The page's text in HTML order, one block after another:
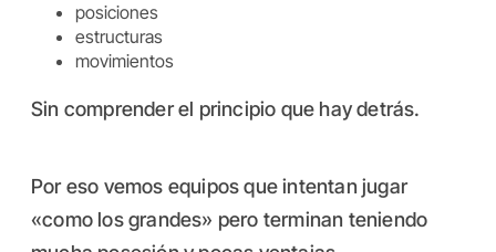
posiciones
estructuras
movimientos
Sin comprender el principio que hay detrás.
Por eso vemos equipos que intentan jugar
«como los grandes» pero terminan teniendo